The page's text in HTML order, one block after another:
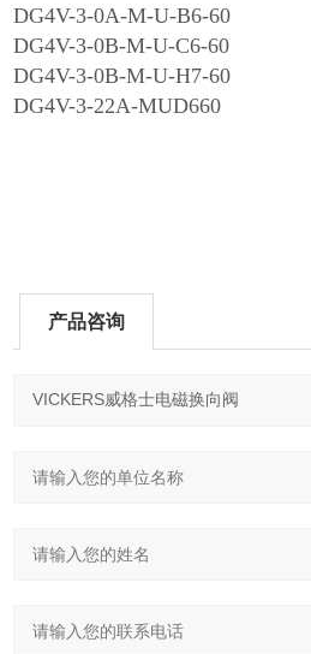
DG4V-3-0A-M-U-B6-60
DG4V-3-0B-M-U-C6-60
DG4V-3-0B-M-U-H7-60
DG4V-3-22A-MUD660
产品咨询